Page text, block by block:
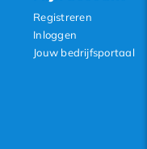
Registreren
Inloggen
Jouw bedrijfsportaal